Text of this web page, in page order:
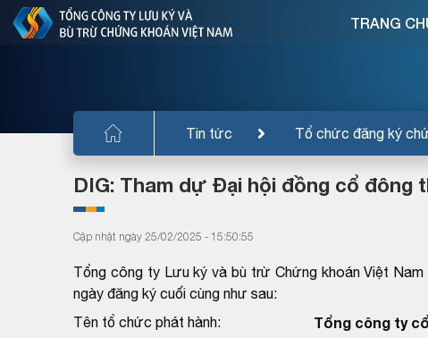
Tin tức Tổ chức đăng ký
TRANG
DIG: Tham dự Đại hội đồng cổ đông
Cập nhật ngày 25/02/2025 - 15:50:55
Tổng công ty Lưu ký và bù trừ Chứng khoán Việt Nam
ngày đăng ký cuối cùng như sau:
Tên tổ chức phát hành:
Tổng công ty